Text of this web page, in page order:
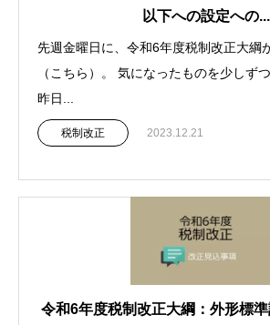
以下への設定への...
先週金曜日に、令和6年度税制改正大綱
（こちら）。 気になったものを少しず
昨日...
税制改正 2023.12.21
令和6年度税制改正大綱：外形標